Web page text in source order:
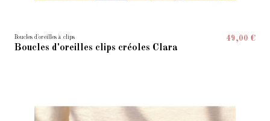
Boucles d'oreilles à clips
Boucles d'oreilles clips créoles Clara
49,00 €